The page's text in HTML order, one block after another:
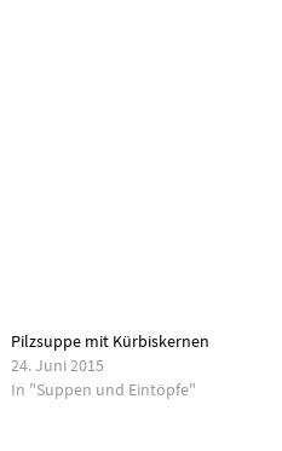
Pilzsuppe mit Kürbiskernen
24. Juni 2015
In "Suppen und Eintöpfe"